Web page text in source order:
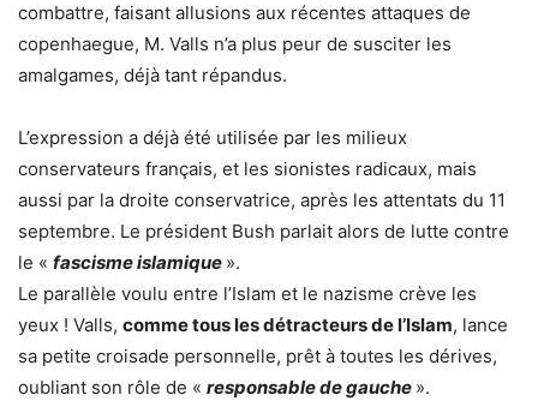
combattre, faisant allusions aux récentes attaques de
copenhaegue, M. Valls n’a plus peur de susciter les
amalgames, déjà tant répandus.
L’expression a déjà été utilisée par les milieux
conservateurs français, et les sionistes radicaux, mais
aussi par la droite conservatrice, après les attentats du 11
septembre. Le président Bush parlait alors de lutte contre
le « fascisme islamique ».
Le parallèle voulu entre l’Islam et le nazisme crève les
yeux ! Valls, comme tous les détracteurs de l’Islam, lance
sa petite croisade personnelle, prêt à toutes les dérives,
oubliant son rôle de « responsable de gauche ».